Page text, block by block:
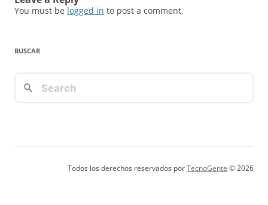
You must be logged in to post a comment.
BUSCAR
Todos los derechos reservados porTecnoGente © 2026